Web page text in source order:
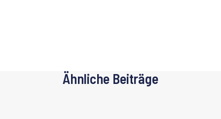
Ähnliche Beiträge